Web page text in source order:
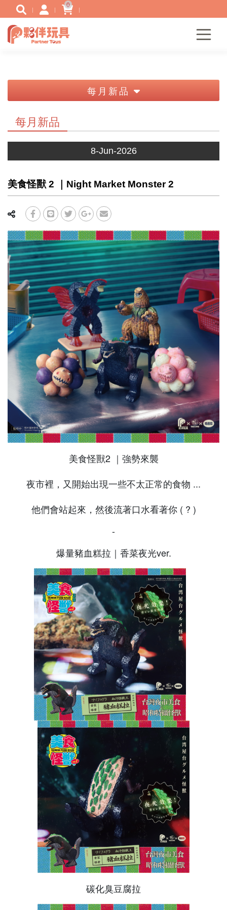
0
每月新品
每月新品
美食怪獸 2 ｜Night Market Monster 2
8-Jun-2026
美食怪獸2 ｜強勢來襲
夜市裡，又開始出現一些不太正常的食物 ...
他們會站起來，然後流著口水看著你 ( ? )
-
爆量豬血糕拉｜香菜夜光ver.
碳化臭豆腐拉